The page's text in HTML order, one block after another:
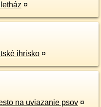
¤
ihrisko ¤
na uviazanie psov ¤